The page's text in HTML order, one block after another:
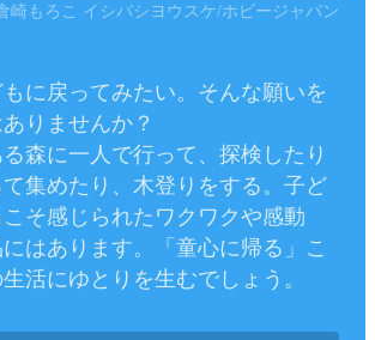
崎もろこ イシバシヨウスケ/ホビージャパン
に戻ってみたい。そんな願いを
りませんか？
森に一人で行って、探検したり
集めたり、木登りをする。子ど
そ感じられたワクワクや感動
はあります。 「童心に帰る」こ
活にゆとりを生むでしょう。